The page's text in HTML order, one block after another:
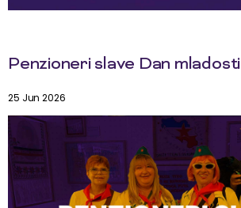
Penzioneri slave Dan mladosti
25 Jun 2026